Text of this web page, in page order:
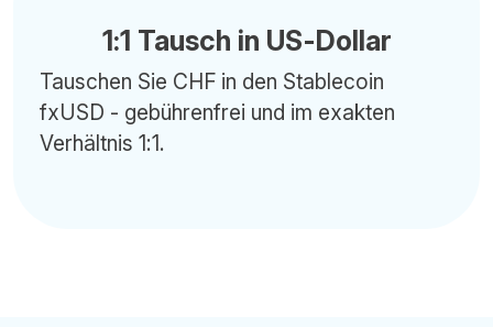
1:1 Tausch in US-Dollar
Tauschen Sie CHF in den Stablecoin
fxUSD - gebührenfrei und im exakten
Verhältnis 1:1.